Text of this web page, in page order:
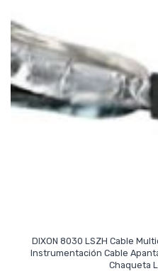
DIXON 8030 LSZH Cable
Instrumentación Cable
Chaqueta